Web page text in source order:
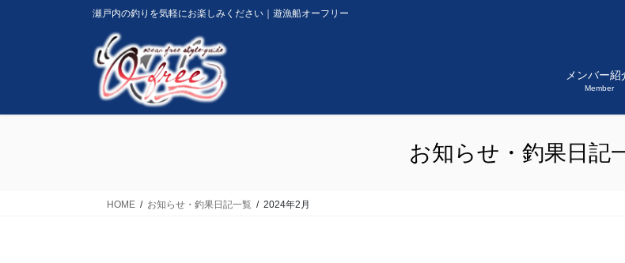
瀬戸内の釣りを気軽にお楽しみください｜遊漁船オーフリー
メンバー紹
Member
お知らせ・釣果日記
HOME お知らせ・釣果日記一覧 2024年2月